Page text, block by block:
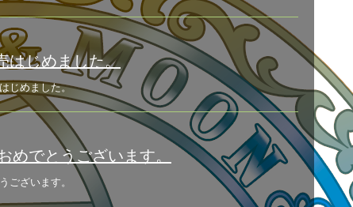
はじめました。
はじめました。
めでとうございます。
ございます。